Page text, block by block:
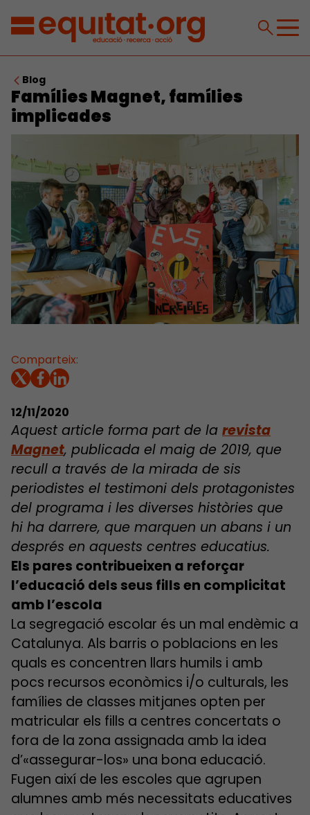
Blog
Famílies Magnet, famílies
implicades
Comparteix:
12/11/2020
Aquest article forma part de la revista
Magnet, publicada el maig de 2019, que
recull a través de la mirada de sis
periodistes el testimoni dels protagonistes
del programa i les diverses històries que
hi ha darrere, que marquen un abans i un
després en aquests centres educatius.
Els pares contribueixen a reforçar
l’educació dels seus fills en complicitat
amb l’escola
La segregació escolar és un mal endèmic a
Catalunya. Als barris o poblacions en les
quals es concentren llars humils i amb
pocs recursos econòmics i/o culturals, les
famílies de classes mitjanes opten per
matricular els fills a centres concertats o
fora de la zona assignada amb la idea
d’«assegurar-los» una bona educació.
Fugen així de les escoles que agrupen
alumnes amb més necessitats educatives